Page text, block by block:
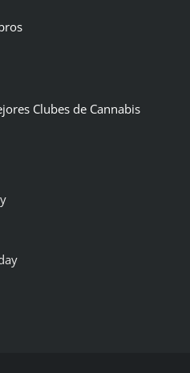
Clubes de Cannabis